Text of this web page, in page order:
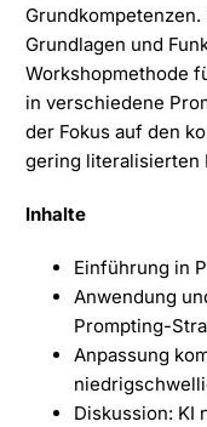
Grundlagen und
Workshopmethode
in verschiedene
der Fokus auf den
gering literalisierten
Inhalte
Einführung in
Anwendung
Prompting-
Anpassung
Diskussion: KI